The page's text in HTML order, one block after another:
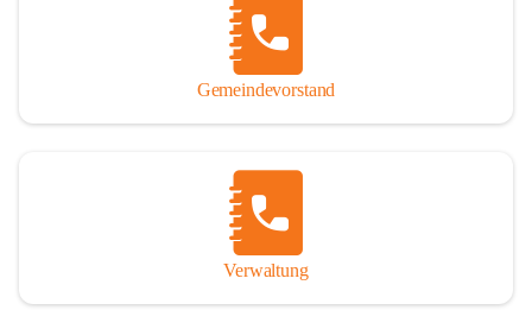
Gemeindevorstand
Verwaltung